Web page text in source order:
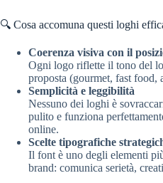
🔍 Cosa accomuna questi loghi
Coerenza visiva con il
Ogni logo riflette il tono del
proposta (gourmet, fast food,
Semplicità e leggibilità
Nessuno dei loghi è
pulito e funziona
online.
Scelte tipografiche
Il font è uno degli elementi
brand: comunica serietà,